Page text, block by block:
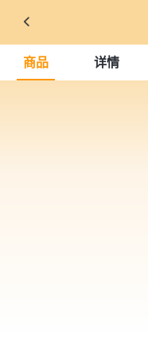
商品 详情